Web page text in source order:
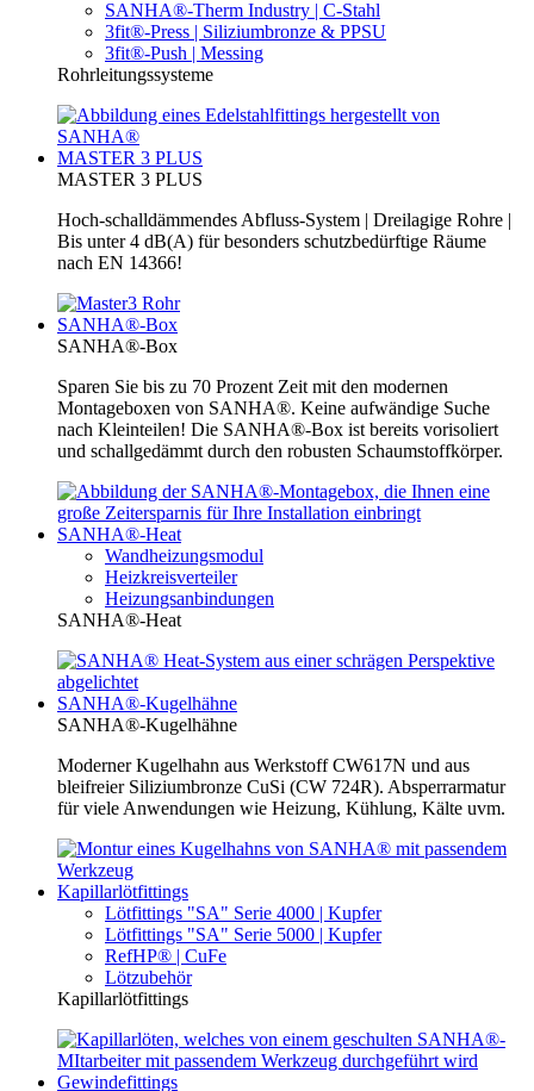
SANHA®-Therm Industry | C-Stahl
3fit®-Press | Siliziumbronze & PPSU
3fit®-Push | Messing
Rohrleitungssysteme
MASTER 3 PLUS
MASTER 3 PLUS
Hoch-schalldämmendes Abfluss-System | Dreilagige Rohre |
Bis unter 4 dB(A) für besonders schutzbedürftige Räume
nach EN 14366!
SANHA®-Box
SANHA®-Box
Sparen Sie bis zu 70 Prozent Zeit mit den modernen
Montageboxen von SANHA®. Keine aufwändige Suche
nach Kleinteilen! Die SANHA®-Box ist bereits vorisoliert
und schallgedämmt durch den robusten Schaumstoffkörper.
SANHA®-Heat
Wandheizungsmodul
Heizkreisverteiler
Heizungsanbindungen
SANHA®-Heat
SANHA®-Kugelhähne
SANHA®-Kugelhähne
Moderner Kugelhahn aus Werkstoff CW617N und aus
bleifreier Siliziumbronze CuSi (CW 724R). Absperrarmatur
für viele Anwendungen wie Heizung, Kühlung, Kälte uvm.
Kapillarlötfittings
Lötfittings "SA" Serie 4000 | Kupfer
Lötfittings "SA" Serie 5000 | Kupfer
RefHP® | CuFe
Lötzubehör
Kapillarlötfittings
Gewindefittings